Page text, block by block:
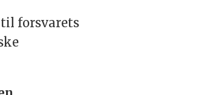
forsvarets